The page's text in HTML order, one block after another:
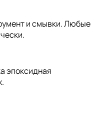
и смывки. Любые
эпоксидная